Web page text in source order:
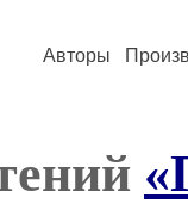
Авторы